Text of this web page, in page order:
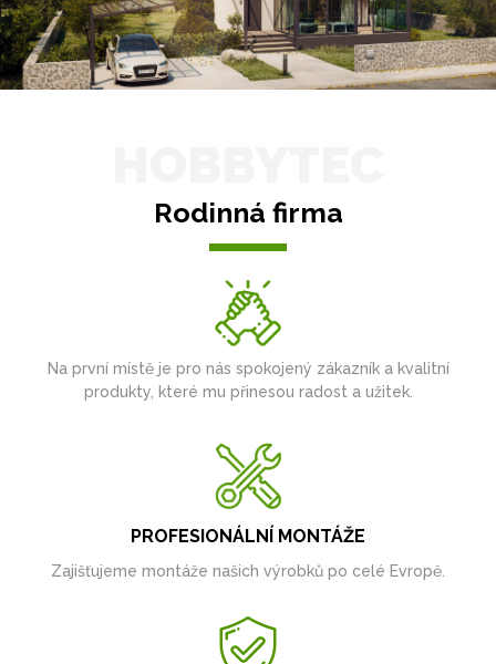
Rodinná firma
Na první místě je pro nás spokojený zákazník a kvalitní
produkty, které mu přinesou radost a užitek.
PROFESIONÁLNÍ MONTÁŽE
Zajišťujeme montáže našich výrobků po celé Evropě.